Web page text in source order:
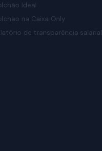
Ideal
na Caixa Only
de transparência salarial